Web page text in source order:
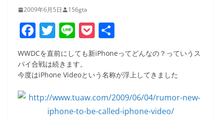
2009年6月5日 156gta
F
a
c
e
b
o
T
w
itt
er
Li
n
e
P
o
ck
et
有
WWDCを直前にしても新iPhoneってどんなの？っていうス
パイ合戦は続きます。
今度はiPhone Videoという名称が浮上してきました